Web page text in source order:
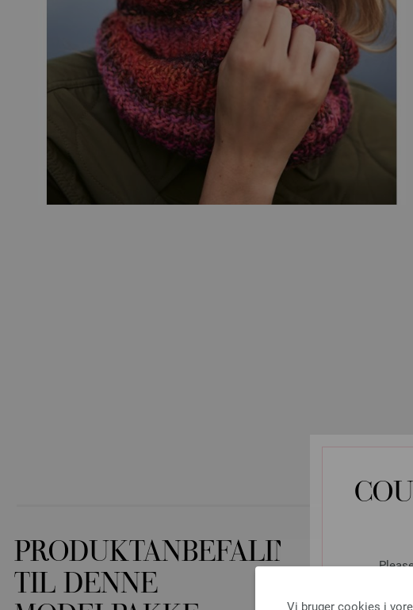
Vi bruger cookies i
PRODUKTANBEFALINGER
TIL DENNE